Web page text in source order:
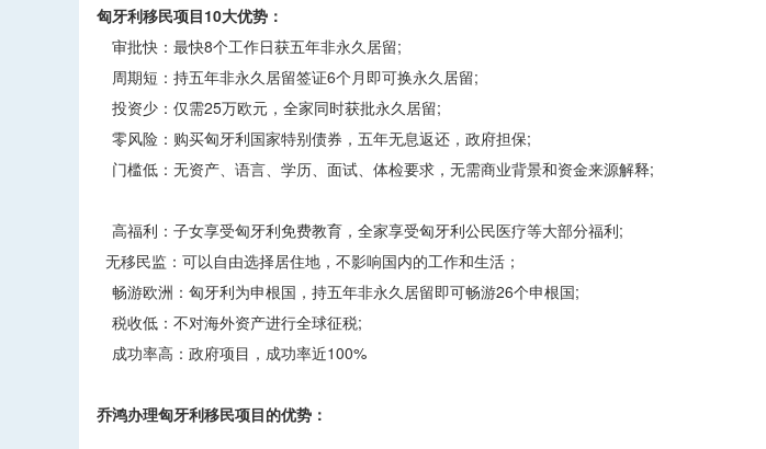
匈牙利移民项目10大优势：
审批快：最快8个工作日获五年非永久居留;
周期短：持五年非永久居留签证6个月即可换永久居留;
投资少：仅需25万欧元，全家同时获批永久居留;
零风险：购买匈牙利国家特别债券，五年无息返还，政府担保;
门槛低：无资产、语言、学历、面试、体检要求，无需商业背景和资金来源解释;
高福利：子女享受匈牙利免费教育，全家享受匈牙利公民医疗等大部分福利;
无移民监：可以自由选择居住地，不影响国内的工作和生活；
畅游欧洲：匈牙利为申根国，持五年非永久居留即可畅游26个申根国;
税收低：不对海外资产进行全球征税;
成功率高：政府项目，成功率近100%
乔鸿办理匈牙利移民项目的优势：